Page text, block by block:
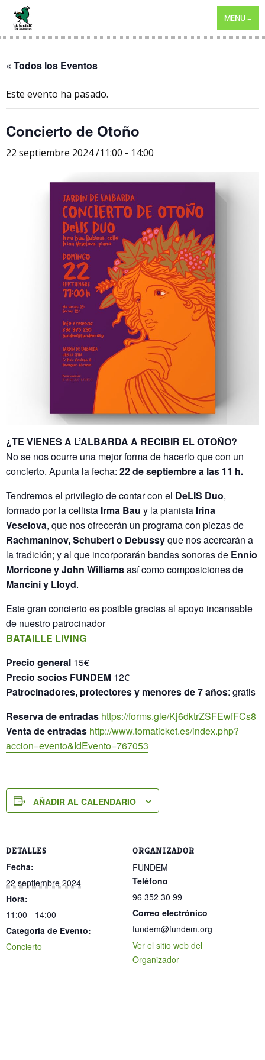
MENU
« Todos los Eventos
Este evento ha pasado.
Concierto de Otoño
22 septiembre 2024 /11:00 - 14:00
¿TE VIENES A L’ALBARDA A RECIBIR EL OTOÑO?
No se nos ocurre una mejor forma de hacerlo que con un
concierto. Apunta la fecha: 22 de septiembre a las 11 h.
Tendremos el privilegio de contar con el DeLIS Duo,
formado por la cellista Irma Bau y la pianista Irina
Veselova, que nos ofrecerán un programa con piezas de
Rachmaninov, Schubert o Debussyque nos acercarán a
la tradición; y al que incorporarán bandas sonoras de Ennio
Morricone y John Williamsasí como composiciones de
Mancini y Lloyd.
Este gran concierto es posible gracias al apoyo incansable
de nuestro patrocinador
BATAILLE LIVING
Precio general 15€
Precio socios FUNDEM 12€
Patrocinadores, protectores y menores de 7 años: gratis
Reserva de entradas https://forms.gle/Kj6dktrZSFEwfFCs8
Venta de entradas http://www.tomaticket.es/index.php?
accion=evento&IdEvento=767053
AÑADIR AL CALENDARIO
DETALLES
Fecha:
22 septiembre 2024
Hora:
11:00 - 14:00
Categoría de Evento:
Concierto
ORGANIZADOR
FUNDEM
Teléfono
96 352 30 99
Correo electrónico
fundem@fundem.org
Ver el sitio web del
Organizador